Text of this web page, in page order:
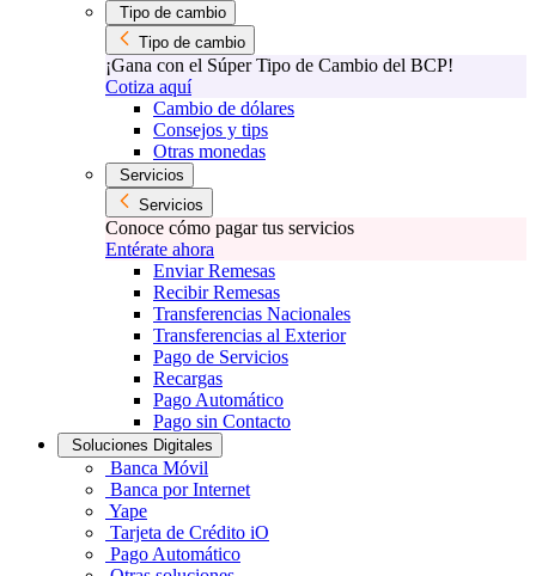
Tipo de cambio
Tipo de cambio
¡Gana con el Súper Tipo de Cambio del BCP!
Cotiza aquí
Cambio de dólares
Consejos y tips
Otras monedas
Servicios
Servicios
Conoce cómo pagar tus servicios
Entérate ahora
Enviar Remesas
Recibir Remesas
Transferencias Nacionales
Transferencias al Exterior
Pago de Servicios
Recargas
Pago Automático
Pago sin Contacto
Soluciones Digitales
Banca Móvil
Banca por Internet
Yape
Tarjeta de Crédito iO
Pago Automático